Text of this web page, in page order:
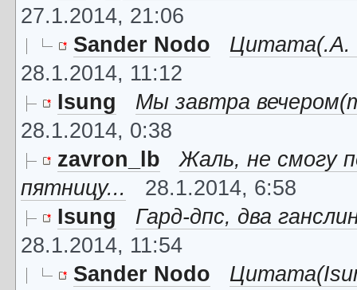
27.1.2014, 21:06
Sander Nodo
Цитата(.A.
28.1.2014, 11:12
Isung
Мы завтра
28.1.2014, 0:38
zavron_lb
Жаль, не смогу
пятницу...
28.1.2014, 6:58
Isung
Гард-дпс, два
28.1.2014, 11:54
Sander Nodo